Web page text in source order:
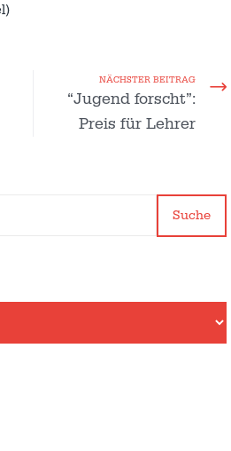
NÄCHSTER BEITRAG
“Jugend forscht”:
Preis für Lehrer
Suche